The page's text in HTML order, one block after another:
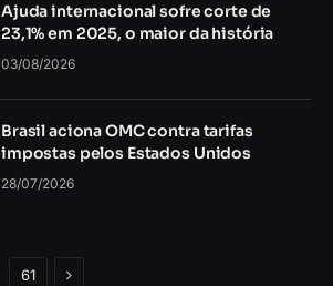
Ajuda internacional sofre corte de
23,1% em 2025, o maior da história
03/08/2026
Brasil aciona OMC contra tarifas
impostas pelos Estados Unidos
28/07/2026
61 Próximo